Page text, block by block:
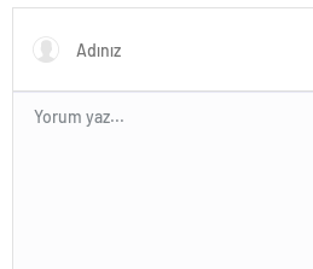
propagandasını
yasaklayacağız’